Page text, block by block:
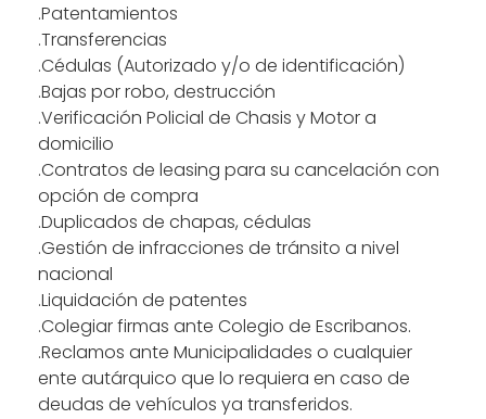
.Patentamientos
.Transferencias
.Cédulas (Autorizado y/o de identificación)
.Bajas por robo, destrucción
.Verificación Policial de Chasis y Motor a
domicilio
.Contratos de leasing para su cancelación con
opción de compra
.Duplicados de chapas, cédulas
.Gestión de infracciones de tránsito a nivel
nacional
.Liquidación de patentes
.Colegiar firmas ante Colegio de Escribanos.
.Reclamos ante Municipalidades o cualquier
ente autárquico que lo requiera en caso de
deudas de vehículos ya transferidos.